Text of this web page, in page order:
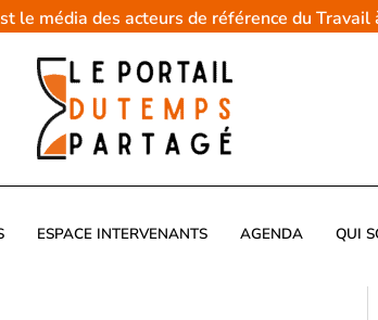
le média des acteurs de référence du
ESPACE INTERVENANTS AGENDA QUI